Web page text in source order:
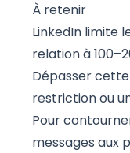
À retenir
LinkedIn limite
relation à
Dépasser
restriction ou
Pour
messages aux